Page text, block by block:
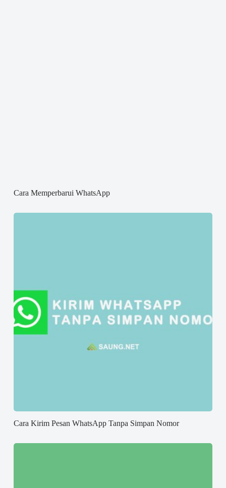
Cara Memperbarui WhatsApp
Cara Kirim Pesan WhatsApp Tanpa Simpan Nomor